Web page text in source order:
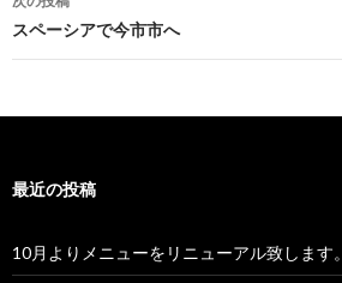
スペーシアで今市市へ
最近の投稿
10月よりメニューをリニューアル致します。